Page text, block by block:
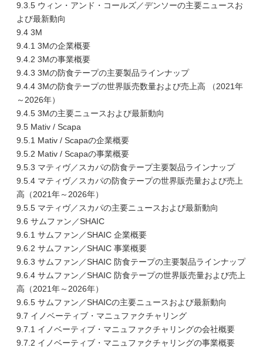
9.3.5 ウィン・アンド・コールズ／デンソーの主要ニュースお
よび最新動向
9.4 3M
9.4.1 3Mの企業概要
9.4.2 3Mの事業概要
9.4.3 3Mの防食テープの主要製品ラインナップ
9.4.4 3Mの防食テープの世界販売数量および売上高 （2021年
～2026年）
9.4.5 3Mの主要ニュースおよび最新動向
9.5 Mativ / Scapa
9.5.1 Mativ / Scapaの企業概要
9.5.2 Mativ / Scapaの事業概要
9.5.3 マティヴ／スカパの防食テープ主要製品ラインナップ
9.5.4 マティヴ／スカパの防食テープの世界販売量および売上
高（2021年～2026年）
9.5.5 マティヴ／スカパの主要ニュースおよび最新動向
9.6 サムファン／SHAIC
9.6.1 サムファン／SHAIC 企業概要
9.6.2 サムファン／SHAIC 事業概要
9.6.3 サムファン／SHAIC 防食テープの主要製品ラインナップ
9.6.4 サムファン／SHAIC 防食テープの世界販売量および売上
高（2021年～2026年）
9.6.5 サムファン／SHAICの主要ニュースおよび最新動向
9.7 イノベーティブ・マニュファクチャリング
9.7.1 イノベーティブ・マニュファクチャリングの会社概要
9.7.2 イノベーティブ・マニュファクチャリングの事業概要